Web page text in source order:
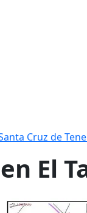
Cruz de
El